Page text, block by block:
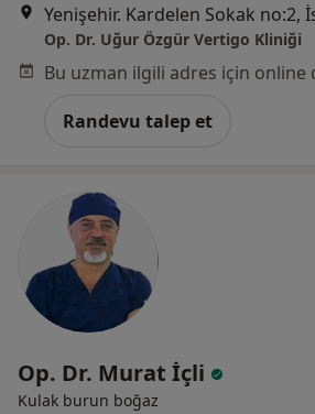
Yenişehir. Kardelen Sokak no:2,
Op. Dr. Uğur Özgür Vertigo Kliniği
Randevu talep et
Op. Dr. Murat İçli
Kulak burun boğaz